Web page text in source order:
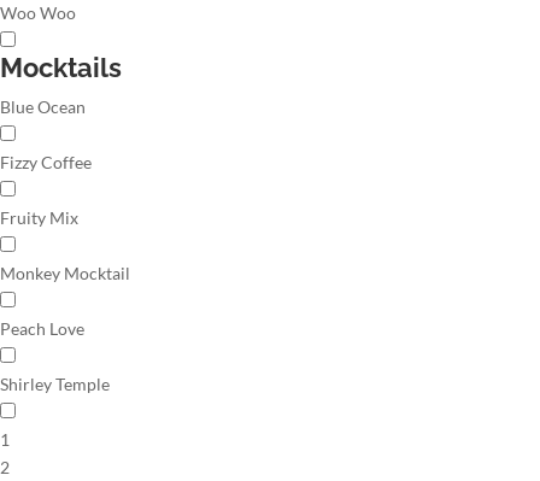
Woo Woo
Mocktails
Blue Ocean
Fizzy Coffee
Fruity Mix
Monkey Mocktail
Peach Love
Shirley Temple
1
2